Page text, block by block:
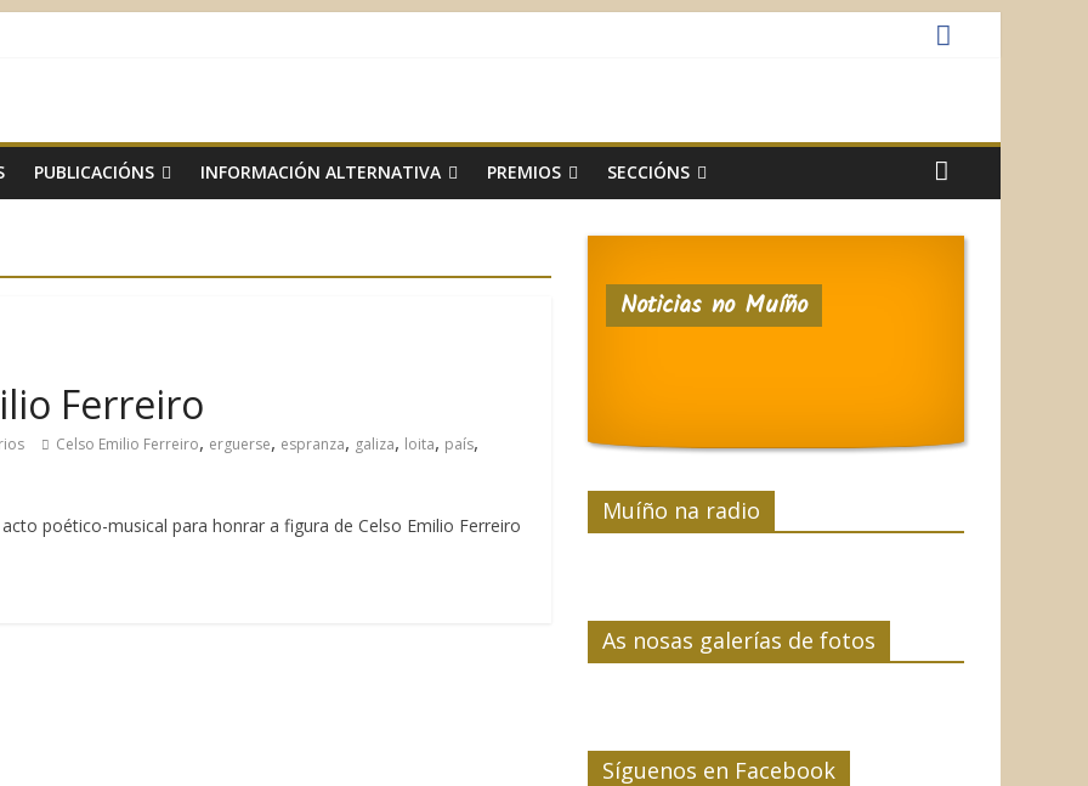
PUBLICACIÓNS INFORMACIÓN ALTERNATIVA PREMIOS SECCIÓNS
Ferreiro
Celso Emilio Ferreiro, erguerse, espranza, galiza, loita, país,
poético-musical para honrar a figura de Celso Emilio Ferreiro
Noticias no Muíño
Muíño na radio
As nosas galerías de fotos
Síguenos en Facebook